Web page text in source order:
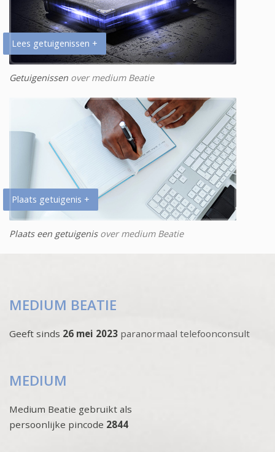
Lees getuigenissen +
Getuigenissen over medium Beatie
Plaats getuigenis +
Plaats een getuigenisover medium Beatie
MEDIUM BEATIE
Geeft sinds 26 mei 2023 paranormaal telefoonconsult
MEDIUM
Medium Beatie gebruikt als
persoonlijke pincode 2844